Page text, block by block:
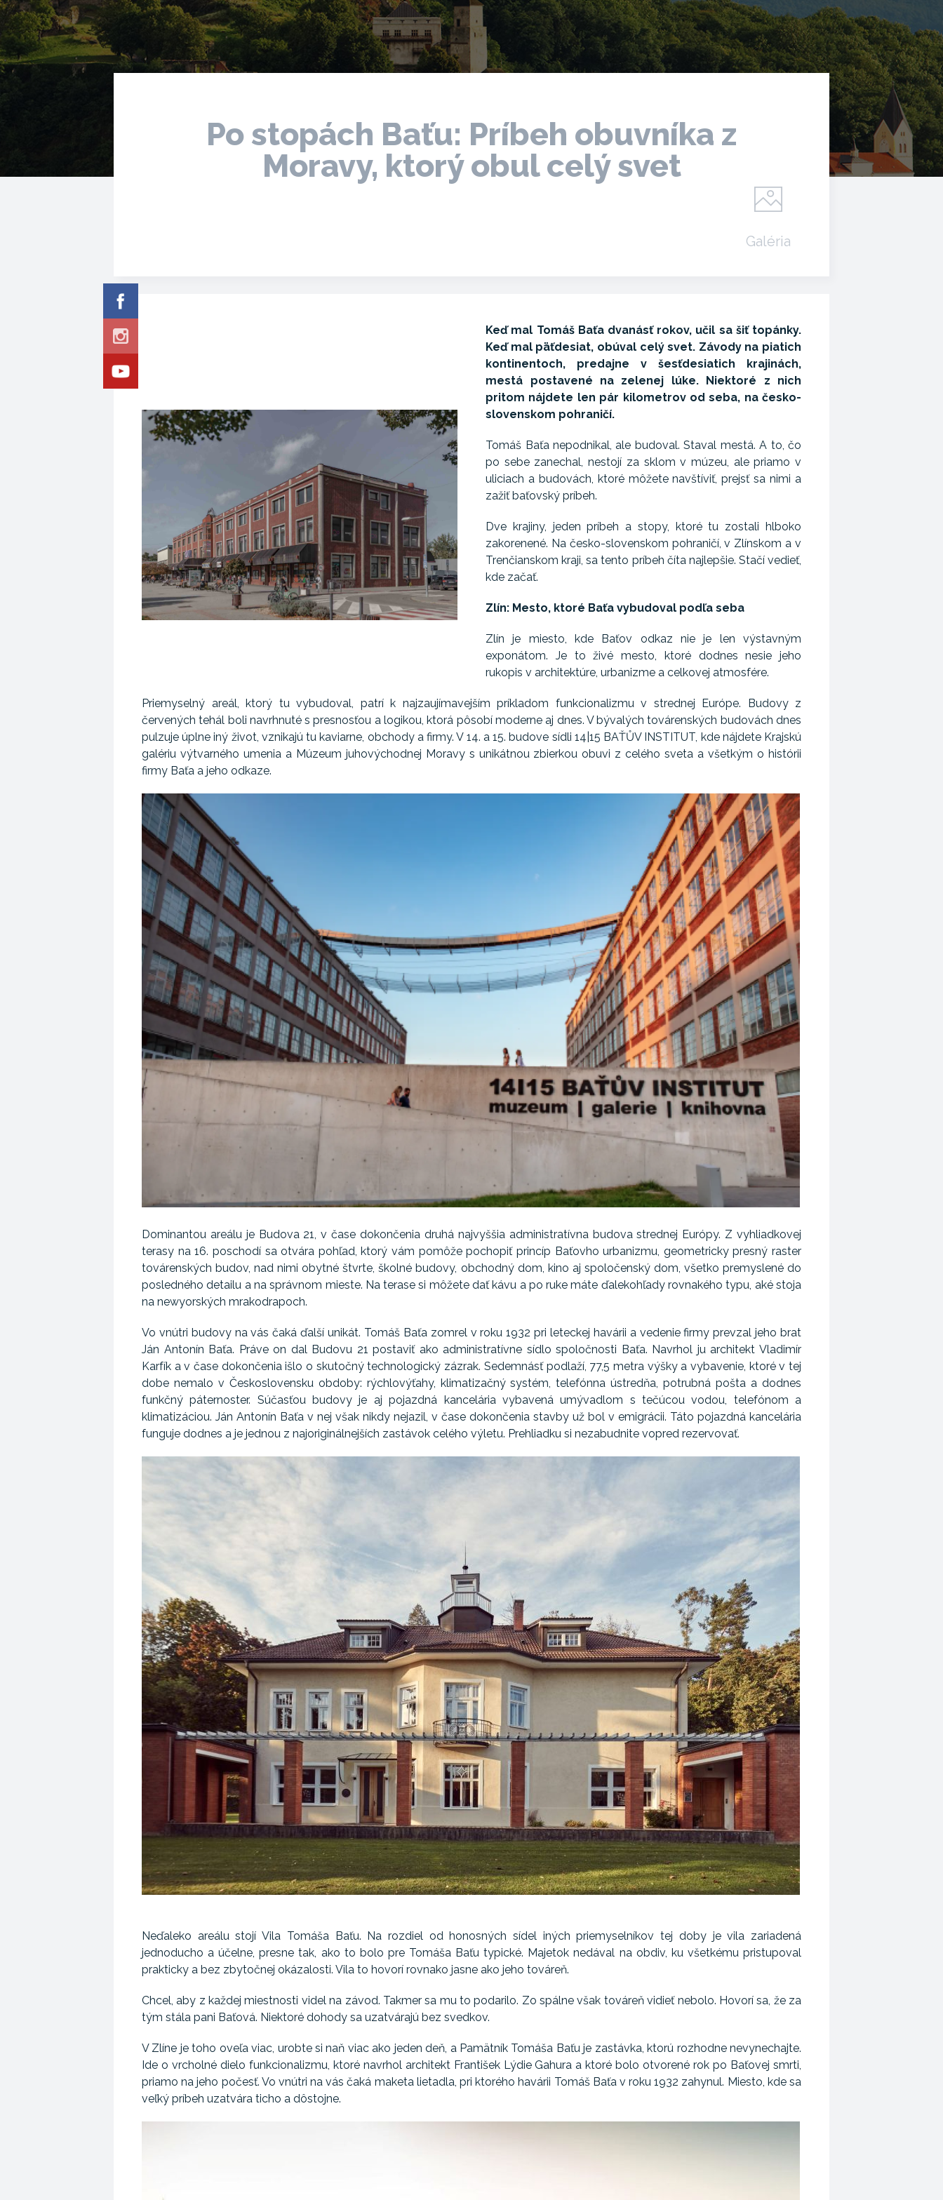
Po stopách Baťu: Príbeh obuvníka z
Moravy, ktorý obul celý svet
Galéria
Keď mal Tomáš Baťa dvanásť rokov, učil sa šiť topánky.
Keď mal päťdesiat, obúval celý svet. Závody na piatich
kontinentoch, predajne v šesťdesiatich krajinách,
mestá postavené na zelenej lúke. Niektoré z nich
pritom nájdete len pár kilometrov od seba, na česko-
slovenskom pohraničí.
Tomáš Baťa nepodnikal, ale budoval. Staval mestá. A to, čo
po sebe zanechal, nestojí za sklom v múzeu, ale priamo v
uliciach a budovách, ktoré môžete navštíviť, prejsť sa nimi a
zažiť baťovský príbeh.
Dve krajiny, jeden príbeh a stopy, ktoré tu zostali hlboko
zakorenené. Na česko-slovenskom pohraničí, v Zlínskom a v
Trenčianskom kraji, sa tento príbeh číta najlepšie. Stačí vedieť,
kde začať.
Zlín: Mesto, ktoré Baťa vybudoval podľa seba
Zlín je miesto, kde Baťov odkaz nie je len výstavným
exponátom. Je to živé mesto, ktoré dodnes nesie jeho
rukopis v architektúre, urbanizme a celkovej atmosfére.
Priemyselný areál, ktorý tu vybudoval, patrí k najzaujímavejším príkladom funkcionalizmu v strednej Európe. Budovy z
červených tehál boli navrhnuté s presnosťou a logikou, ktorá pôsobí moderne aj dnes. V bývalých továrenských budovách dnes
pulzuje úplne iný život, vznikajú tu kaviarne, obchody a firmy. V 14. a 15. budove sídli 14|15 BAŤŮV INSTITUT, kde nájdete Krajskú
galériu výtvarného umenia a Múzeum juhovýchodnej Moravy s unikátnou zbierkou obuvi z celého sveta a všetkým o histórii
firmy Baťa a jeho odkaze.
Dominantou areálu je Budova 21, v čase dokončenia druhá najvyššia administratívna budova strednej Európy. Z vyhliadkovej
terasy na 16. poschodí sa otvára pohľad, ktorý vám pomôže pochopiť princíp Baťovho urbanizmu, geometricky presný raster
továrenských budov, nad nimi obytné štvrte, školné budovy, obchodný dom, kino aj spoločenský dom, všetko premyslené do
posledného detailu a na správnom mieste. Na terase si môžete dať kávu a po ruke máte ďalekohľady rovnakého typu, aké stoja
na newyorských mrakodrapoch.
Vo vnútri budovy na vás čaká ďalší unikát. Tomáš Baťa zomrel v roku 1932 pri leteckej havárii a vedenie firmy prevzal jeho brat
Ján Antonín Baťa. Práve on dal Budovu 21 postaviť ako administratívne sídlo spoločnosti Baťa. Navrhol ju architekt Vladimír
Karfík a v čase dokončenia išlo o skutočný technologický zázrak. Sedemnásť podlaží, 77,5 metra výšky a vybavenie, ktoré v tej
dobe nemalo v Československu obdoby: rýchlovýťahy, klimatizačný systém, telefónna ústredňa, potrubná pošta a dodnes
funkčný páternoster. Súčasťou budovy je aj pojazdná kancelária vybavená umývadlom s tečúcou vodou, telefónom a
klimatizáciou. Ján Antonín Baťa v nej však nikdy nejazil, v čase dokončenia stavby už bol v emigrácii. Táto pojazdná kancelária
funguje dodnes a je jednou z najoriginálnejších zastávok celého výletu. Prehliadku si nezabudnite vopred rezervovať.
Neďaleko areálu stojí Vila Tomáša Baťu. Na rozdiel od honosných sídel iných priemyselníkov tej doby je vila zariadená
jednoducho a účelne, presne tak, ako to bolo pre Tomáša Baťu typické. Majetok nedával na obdiv, ku všetkému pristupoval
prakticky a bez zbytočnej okázalosti. Vila to hovorí rovnako jasne ako jeho továreň.
Chcel, aby z každej miestnosti videl na závod. Takmer sa mu to podarilo. Zo spálne však továreň vidieť nebolo. Hovorí sa, že za
tým stála pani Baťová. Niektoré dohody sa uzatvárajú bez svedkov.
V Zlíne je toho oveľa viac, urobte si naň viac ako jeden deň, a Pamätník Tomáša Baťu je zastávka, ktorú rozhodne nevynechajte.
Ide o vrcholné dielo funkcionalizmu, ktoré navrhol architekt František Lýdie Gahura a ktoré bolo otvorené rok po Baťovej smrti,
priamo na jeho počesť. Vo vnútri na vás čaká maketa lietadla, pri ktorého havárii Tomáš Baťa v roku 1932 zahynul. Miesto, kde sa
veľký príbeh uzatvára ticho a dôstojne.